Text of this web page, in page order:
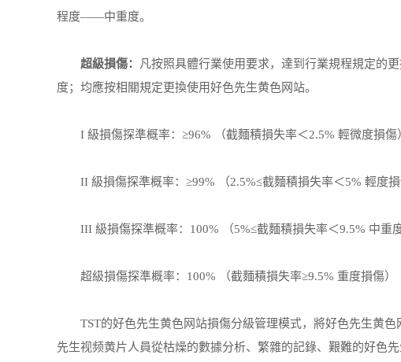
程度——中重度。
超級損傷：
凡按照具體行業使用要求，達到行業規程規定的
度；均應按相關規定更換使用好色先生黄色网站。
I 級損傷探準概率：≥96% （截麵積損失率＜2.5% 輕微度損傷
II 級損傷探準概率：≥99% （2.5%≤截麵積損失率＜5% 輕度損
III 級損傷探準概率：100% （5%≤截麵積損失率＜9.5% 中重度
超級損傷探準概率：100% （截麵積損失率≥9.5% 重度損傷）
TST的好色先生黄色网站損傷分級管理模式，將好色先生黄色
先生视频黄片人員從枯燥的數據分析、繁雜的記錄、艱難的好色